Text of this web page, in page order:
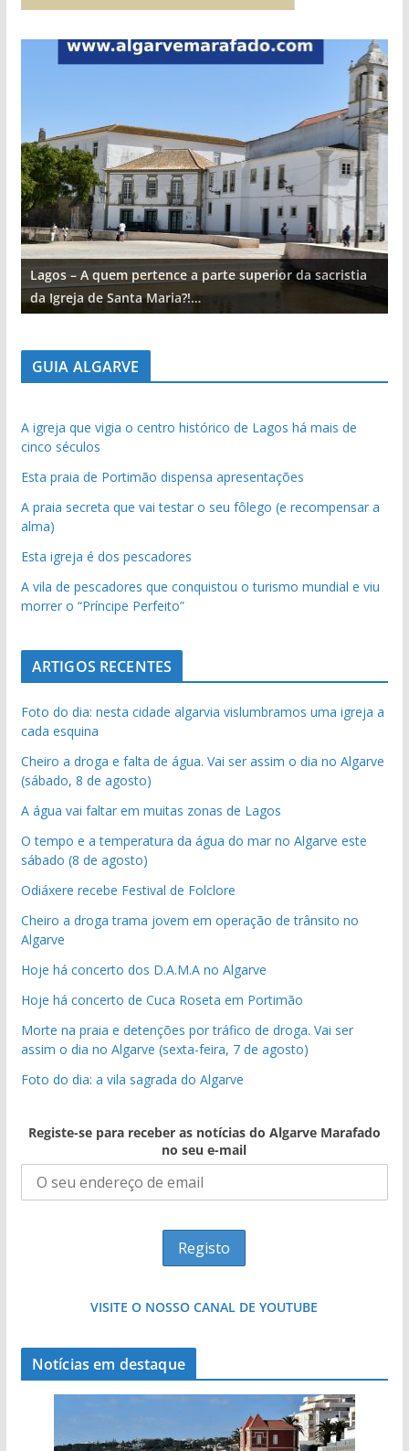
Lagos – A quem pertence a parte superior da sacristia
da Igreja de Santa Maria?!…
GUIA ALGARVE
A igreja que vigia o centro histórico de Lagos há mais de
cinco séculos
Esta praia de Portimão dispensa apresentações
A praia secreta que vai testar o seu fôlego (e recompensar a
alma)
Esta igreja é dos pescadores
A vila de pescadores que conquistou o turismo mundial e viu
morrer o “Príncipe Perfeito”
ARTIGOS RECENTES
Foto do dia: nesta cidade algarvia vislumbramos uma igreja a
cada esquina
Cheiro a droga e falta de água. Vai ser assim o dia no Algarve
(sábado, 8 de agosto)
A água vai faltar em muitas zonas de Lagos
O tempo e a temperatura da água do mar no Algarve este
sábado (8 de agosto)
Odiáxere recebe Festival de Folclore
Cheiro a droga trama jovem em operação de trânsito no
Algarve
Hoje há concerto dos D.A.M.A no Algarve
Hoje há concerto de Cuca Roseta em Portimão
Morte na praia e detenções por tráfico de droga. Vai ser
assim o dia no Algarve (sexta-feira, 7 de agosto)
Foto do dia: a vila sagrada do Algarve
Registe-se para receber as notícias do Algarve Marafado
no seu e-mail
VISITE O NOSSO CANAL DE YOUTUBE
Notícias em destaque